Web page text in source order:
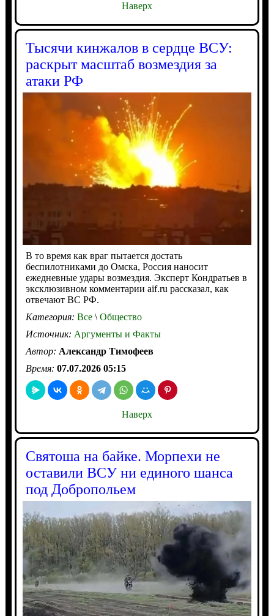
Наверх
Тысячи кинжалов в сердце ВСУ:
раскрыт масштаб возмездия за
атаки РФ
В то время как враг пытается достать
беспилотниками до Омска, Россия наносит
ежедневные удары возмездия. Эксперт Кондратьев в
эксклюзивном комментарии aif.ru рассказал, как
отвечают ВС РФ.
Категория: Все\Общество
Источник: Аргументы и Факты
Автор: Александр Тимофеев
Время: 07.07.2026 05:15
Наверх
Святоша на байке. Морпехи не
оставили ВСУ ни единого шанса
под Добропольем